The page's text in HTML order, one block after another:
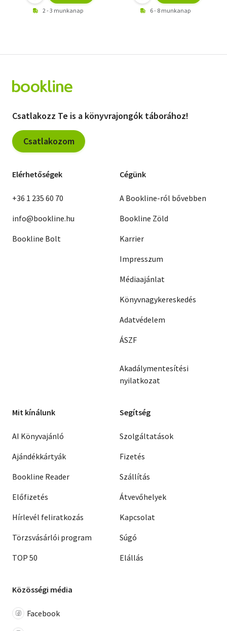
2 - 3 munkanap 6 - 8 munkanap
Csatlakozz Te is a könyvrajongók táborához!
Csatlakozom
Elérhetőségek
+36 1 235 60 70
info@bookline.hu
Bookline Bolt
Cégünk
A Bookline-ról bővebben
Bookline Zöld
Karrier
Impresszum
Médiaajánlat
Könyvnagykereskedés
Adatvédelem
ÁSZF
Akadálymentesítési
nyilatkozat
Mit kínálunk
AI Könyvajánló
Ajándékkártyák
Bookline Reader
Előfizetés
Hírlevél feliratkozás
Törzsvásárlói program
TOP 50
Segítség
Szolgáltatások
Fizetés
Szállítás
Átvevőhelyek
Kapcsolat
Súgó
Elállás
Közösségi média
Facebook